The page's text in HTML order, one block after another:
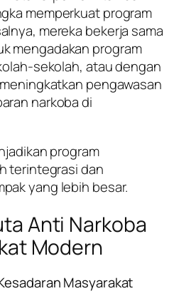
memperkuat program
mereka bekerja sama
mengadakan program
sekolah, atau dengan
pengawasan
narkoba di
program
terintegrasi dan
yang lebih besar.
Anti Narkoba
Modern
Masyarakat